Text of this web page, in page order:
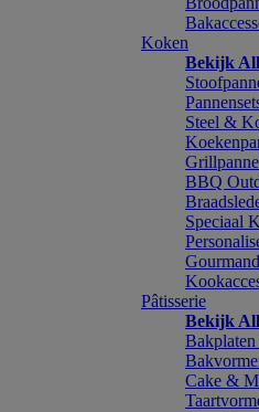
Koken
Bekijk
Steel &
BBQ
Speciaal
Pâtisserie
Bekijk
Cake &